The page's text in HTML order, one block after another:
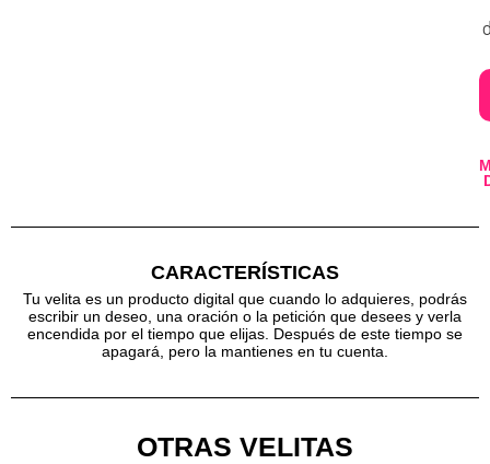
CARACTERÍSTICAS
Tu velita es un producto digital que cuando lo adquieres, podrás
escribir un deseo, una oración o la petición que desees y verla
encendida por el tiempo que elijas. Después de este tiempo se
apagará, pero la mantienes en tu cuenta.
OTRAS VELITAS